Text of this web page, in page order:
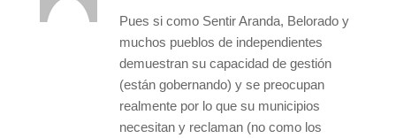
Pues si como Sentir Aranda, Belorado y
muchos pueblos de independientes
demuestran su capacidad de gestión
(están gobernando) y se preocupan
realmente por lo que su municipios
necesitan y reclaman (no como los